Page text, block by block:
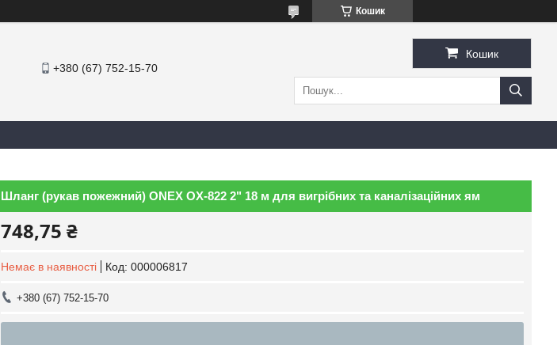
Кошик
+380 (67) 752-15-70
Кошик
Шланг (рукав пожежний) ONEX OX-822 2" 18 м для вигрібних та каналізаційних ям
748,75 ₴
Немає в наявності Код: 000006817
+380 (67) 752-15-70